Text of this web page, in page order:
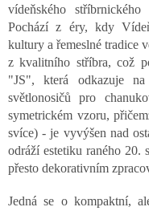
vídeňského
Pochází z éry, kdy
kultury a řemeslné tradice
z kvalitního stříbra, což
"JS", která odkazuje
světlonosičů pro
symetrickém vzoru,
svíce) - je vyvýšen nad
odráží estetiku raného
přesto dekorativním
Jedná se o kompaktní,